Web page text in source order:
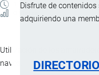
Disfrute de
adquiriendo una
1 MINUTO
Utilización de los
naves.